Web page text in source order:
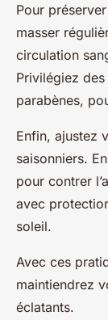
Pour
masser
circulation
Privilégiez
parabènes,
Enfin, ajustez
saisonniers.
pour contrer
avec
soleil.
Avec ces
maintiendrez
éclatants.